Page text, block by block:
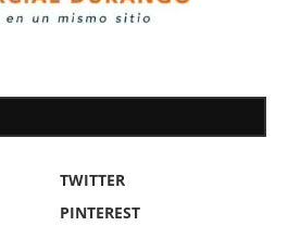
TWITTER
PINTEREST